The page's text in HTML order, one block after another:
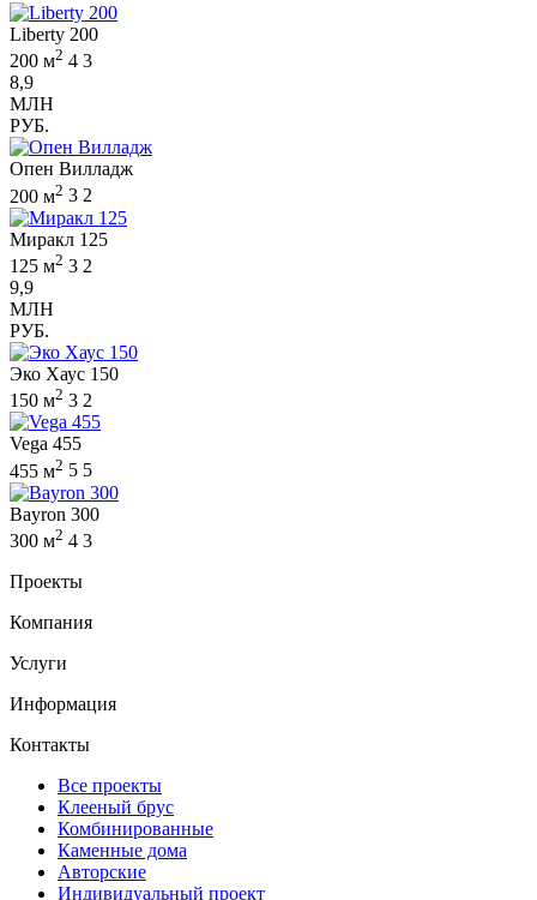
Liberty 200
200 м2 4 3
8,9
МЛН
РУБ.
Опен Вилладж
200 м2 3 2
Миракл 125
125 м2 3 2
9,9
МЛН
РУБ.
Эко Хаус 150
150 м2 3 2
Vega 455
455 м2 5 5
Bayron 300
300 м2 4 3
Проекты
Компания
Услуги
Информация
Контакты
Все проекты
Клееный брус
Комбинированные
Каменные дома
Авторские
Индивидуальный проект